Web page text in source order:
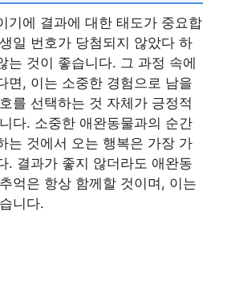
기에 결과에 대한 태도가 중요합
일 번호가 당첨되지 않았다 하
는 것이 좋습니다. 그 과정 속에
면, 이는 소중한 경험으로 남을
를 선택하는 것 자체가 긍정적
다. 소중한 애완동물과의 순간
는 것에서 오는 행복은 가장 가
. 결과가 좋지 않더라도 애완동
억은 항상 함께할 것이며, 이는
니다.